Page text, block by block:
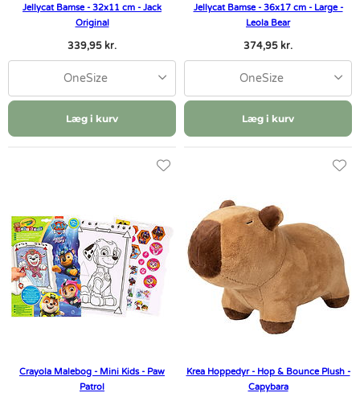
Jellycat Bamse - 32x11 cm - Jack
Original
339,95 kr.
OneSize
Læg i kurv
Jellycat Bamse - 36x17 cm - Large -
Leola Bear
374,95 kr.
OneSize
Læg i kurv
Crayola Malebog - Mini Kids - Paw
Patrol
Krea Hoppedyr - Hop & Bounce Plush -
Capybara